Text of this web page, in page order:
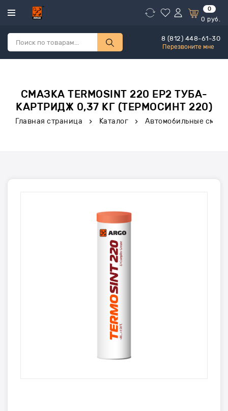
0
0 руб.
8 (812) 448-61-30
Перезвоните мне
СМАЗКА TERMOSINT 220 EP2 ТУБА-
КАРТРИДЖ 0,37 КГ (ТЕРМОСИНТ 220)
Главная страница Каталог Автомобильные